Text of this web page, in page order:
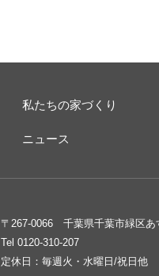
私たちの家づくり
ニュース
〒267-0066 千葉県千葉市緑区あ
Tel 0120-310-207
定休日：毎週火・水曜日/祝日他